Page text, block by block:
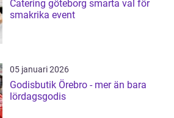
Catering göteborg smarta val för
smakrika event
05 januari 2026
Godisbutik Örebro - mer än bara
lördagsgodis